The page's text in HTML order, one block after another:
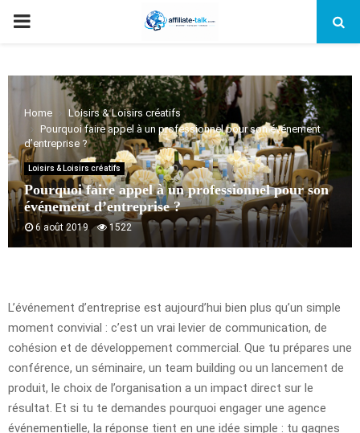
PRIMARY
Home
Loisirs & Loisirs créatifs
Pourquoi faire appel à un professionnel pour son événement
d’entreprise ?
Loisirs & Loisirs créatifs
Pourquoi faire appel à un professionnel pour son
événement d’entreprise ?
6 août 2019 1522
L’événement d’entreprise est aujourd’hui bien plus qu’un simple
moment convivial : c’est un vrai levier de communication, de
cohésion et de développement commercial. Que tu prépares une
conférence, un séminaire, un team building ou un lancement de
produit, le choix de l’organisation a un impact direct sur le
résultat. Et si tu te demandes pourquoi engager une agence
événementielle, la réponse tient en une idée simple : tu gagnes